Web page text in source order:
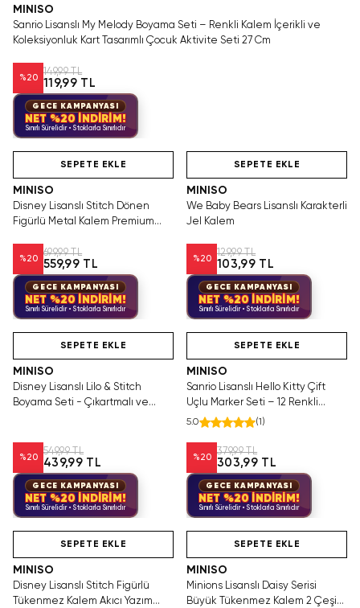
MINISO
Sanrio Lisanslı My Melody Boyama Seti – Renkli Kalem İçerikli ve
Koleksiyonluk Kart Tasarımlı Çocuk Aktivite Seti 27 Cm
%20
149,99 TL
119,99 TL
GECE KAMPANYASI
NET %20 İNDİRİM!
Sınırlı Sürelidir • Stoklarla Sınırlıdır
SEPETE EKLE
MINISO
Disney Lisanslı Stitch Dönen
Figürlü Metal Kalem Premium
%20
699,99 TL
559,99 TL
GECE KAMPANYASI
NET %20 İNDİRİM!
Sınırlı Sürelidir • Stoklarla Sınırlıdır
Tükenmeden Satın Al
SEPETE EKLE
MINISO
We Baby Bears Lisanslı Karakterli
Jel Kalem
%20
129,99 TL
103,99 TL
GECE KAMPANYASI
NET %20 İNDİRİM!
Sınırlı Sürelidir • Stoklarla Sınırlıdır
SEPETE EKLE
MINISO
Disney Lisanslı Lilo & Stitch
Boyama Seti - Çıkartmalı ve
%20
549,99 TL
439,99 TL
GECE KAMPANYASI
NET %20 İNDİRİM!
Sınırlı Sürelidir • Stoklarla Sınırlıdır
Tükenmeden Satın Al
SEPETE EKLE
MINISO
Sanrio Lisanslı Hello Kitty Çift
Uçlu Marker Seti – 12 Renkli
Çizim Kalemi 15,5 Cm
5.0 (1 )
%20
379,99 TL
303,99 TL
GECE KAMPANYASI
NET %20 İNDİRİM!
Sınırlı Sürelidir • Stoklarla Sınırlıdır
SEPETE EKLE
MINISO
Disney Lisanslı Stitch Figürlü
Tükenmez Kalem Akıcı Yazım
SEPETE EKLE
MINISO
Minions Lisanslı Daisy Serisi
Büyük Tükenmez Kalem 2 Çeşit